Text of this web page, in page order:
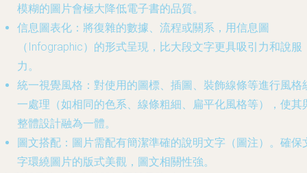
模糊的圖片會極大降低電子書的品質。
信息圖表化 ：將復雜的數據、流程或關系，用信息圖
（Infographic）的形式呈現，比大段文字更具吸引力和說服
力。
統一視覺風格 ：對使用的圖標、插圖、裝飾線條等進行風格
一處理（如相同的色系、線條粗細、扁平化風格等），使其
整體設計融為一體。
圖文搭配 ：圖片需配有簡潔準確的說明文字（圖注）。確保
字環繞圖片的版式美觀，圖文相關性強。